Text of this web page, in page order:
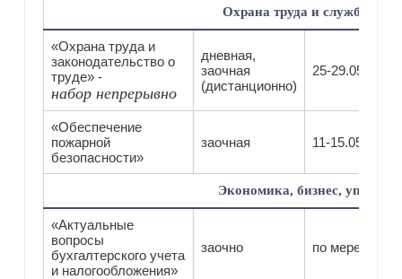
Охрана труда и службы
«Охрана труда и
законодательство о
труде» -
набор непрерывно
дневная,
заочная
(дистанционно)
25-29.05
«Обеспечение
пожарной
безопасности»
заочная 11-15.05
Экономика, бизнес,
«Актуальные
вопросы
бухгалтерского учета
и налогообложения»
заочно по мере